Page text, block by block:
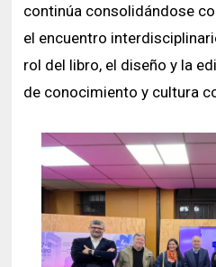
continúa consolidándose
el encuentro
rol del libro, el diseño y la
de conocimiento y cultura